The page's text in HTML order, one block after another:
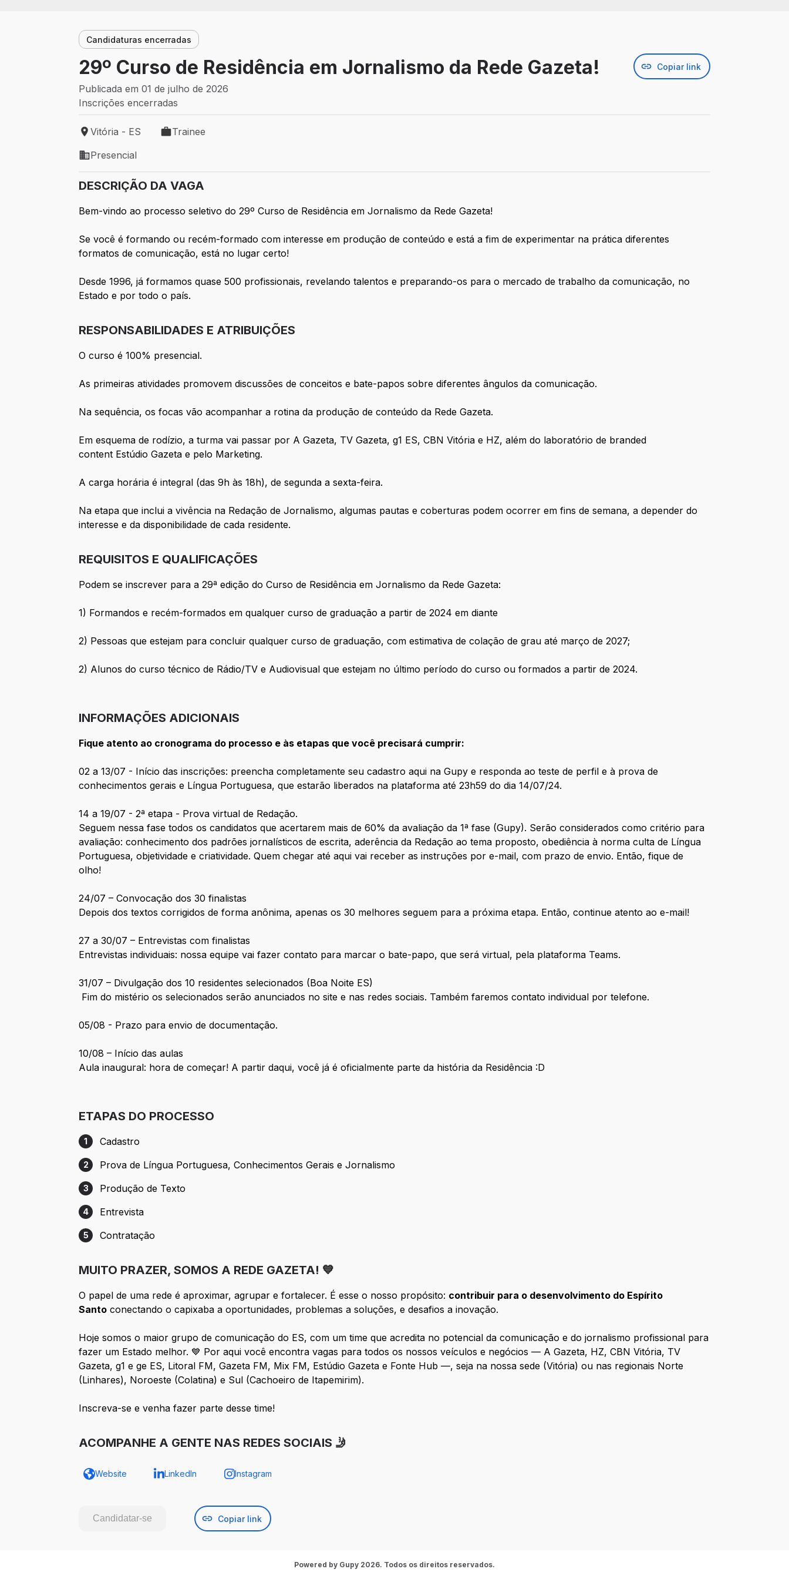
Candidaturas encerradas
29º Curso de Residência em Jornalismo da Rede Gazeta! Copiar link
Publicada em 01 de julho de 2026
Inscrições encerradas
Local de trabalho: Vitória - ES
Vitória - ES
Tipo de vaga: Trainee
Trainee
Modelo de trabalho: Presencial
Presencial
DESCRIÇÃO DA VAGA
Bem-vindo ao processo seletivo do 29º Curso de Residência em Jornalismo da Rede Gazeta!
Se você é formando ou recém-formado com interesse em produção de conteúdo e está a fim de experimentar na prática diferentes
formatos de comunicação, está no lugar certo!
Desde 1996, já formamos quase 500 profissionais, revelando talentos e preparando-os para o mercado de trabalho da comunicação, no
Estado e por todo o país.
RESPONSABILIDADES E ATRIBUIÇÕES
O curso é 100% presencial.
As primeiras atividades promovem discussões de conceitos e bate-papos sobre diferentes ângulos da comunicação.
Na sequência, os focas vão acompanhar a rotina da produção de conteúdo da Rede Gazeta.
Em esquema de rodízio, a turma vai passar por A Gazeta, TV Gazeta, g1 ES, CBN Vitória e HZ, além do laboratório de branded
content Estúdio Gazeta e pelo Marketing.
A carga horária é integral (das 9h às 18h), de segunda a sexta-feira.
Na etapa que inclui a vivência na Redação de Jornalismo, algumas pautas e coberturas podem ocorrer em fins de semana, a depender do
interesse e da disponibilidade de cada residente.
REQUISITOS E QUALIFICAÇÕES
Podem se inscrever para a 29ª edição do Curso de Residência em Jornalismo da Rede Gazeta:
1) Formandos e recém-formados em qualquer curso de graduação a partir de 2024 em diante
2) Pessoas que estejam para concluir qualquer curso de graduação, com estimativa de colação de grau até março de 2027;
2) Alunos do curso técnico de Rádio/TV e Audiovisual que estejam no último período do curso ou formados a partir de 2024.
INFORMAÇÕES ADICIONAIS
Fique atento ao cronograma do processo e às etapas que você precisará cumprir:
02 a 13/07 - Início das inscrições: preencha completamente seu cadastro aqui na Gupy e responda ao teste de perfil e à prova de
conhecimentos gerais e Língua Portuguesa, que estarão liberados na plataforma até 23h59 do dia 14/07/24.
14 a 19/07 - 2ª etapa - Prova virtual de Redação.
Seguem nessa fase todos os candidatos que acertarem mais de 60% da avaliação da 1ª fase (Gupy). Serão considerados como critério para
avaliação: conhecimento dos padrões jornalísticos de escrita, aderência da Redação ao tema proposto, obediência à norma culta de Língua
Portuguesa, objetividade e criatividade. Quem chegar até aqui vai receber as instruções por e-mail, com prazo de envio. Então, fique de
olho!
24/07 – Convocação dos 30 finalistas
Depois dos textos corrigidos de forma anônima, apenas os 30 melhores seguem para a próxima etapa. Então, continue atento ao e-mail!
27 a 30/07 – Entrevistas com finalistas
Entrevistas individuais: nossa equipe vai fazer contato para marcar o bate-papo, que será virtual, pela plataforma Teams.
31/07 – Divulgação dos 10 residentes selecionados (Boa Noite ES)
Fim do mistério os selecionados serão anunciados no site e nas redes sociais. Também faremos contato individual por telefone.
05/08 - Prazo para envio de documentação.
10/08 – Início das aulas
Aula inaugural: hora de começar! A partir daqui, você já é oficialmente parte da história da Residência :D
ETAPAS DO PROCESSO
Etapa 1: Cadastro
1 Cadastro
Etapa 2: Prova de Língua Portuguesa, Conhecimentos Gerais e Jornalismo
2 Prova de Língua Portuguesa, Conhecimentos Gerais e Jornalismo
Etapa 3: Produção de Texto
3 Produção de Texto
Etapa 4: Entrevista
4 Entrevista
Etapa 5: Contratação
5 Contratação
MUITO PRAZER, SOMOS A REDE GAZETA! 💙
O papel de uma rede é aproximar, agrupar e fortalecer. É esse o nosso propósito: contribuir para o desenvolvimento do Espírito
Santo conectando o capixaba a oportunidades, problemas a soluções, e desafios a inovação.
Hoje somos o maior grupo de comunicação do ES, com um time que acredita no potencial da comunicação e do jornalismo profissional para
fazer um Estado melhor. 💙 Por aqui você encontra vagas para todos os nossos veículos e negócios — A Gazeta, HZ, CBN Vitória, TV
Gazeta, g1 e ge ES, Litoral FM, Gazeta FM, Mix FM, Estúdio Gazeta e Fonte Hub —, seja na nossa sede (Vitória) ou nas regionais Norte
(Linhares), Noroeste (Colatina) e Sul (Cachoeiro de Itapemirim).
Inscreva-se e venha fazer parte desse time!
ACOMPANHE A GENTE NAS REDES SOCIAIS 🤳
Website LinkedIn Instagram
Candidatar-se Copiar link
Powered by Gupy 2026. Todos os direitos reservados.